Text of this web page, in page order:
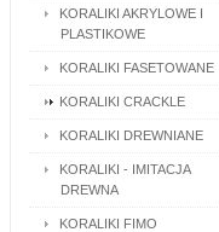
KORALIKI AKRYLOWE I
PLASTIKOWE
KORALIKI FASETOWANE
KORALIKI CRACKLE
KORALIKI DREWNIANE
KORALIKI - IMITACJA
DREWNA
KORALIKI FIMO